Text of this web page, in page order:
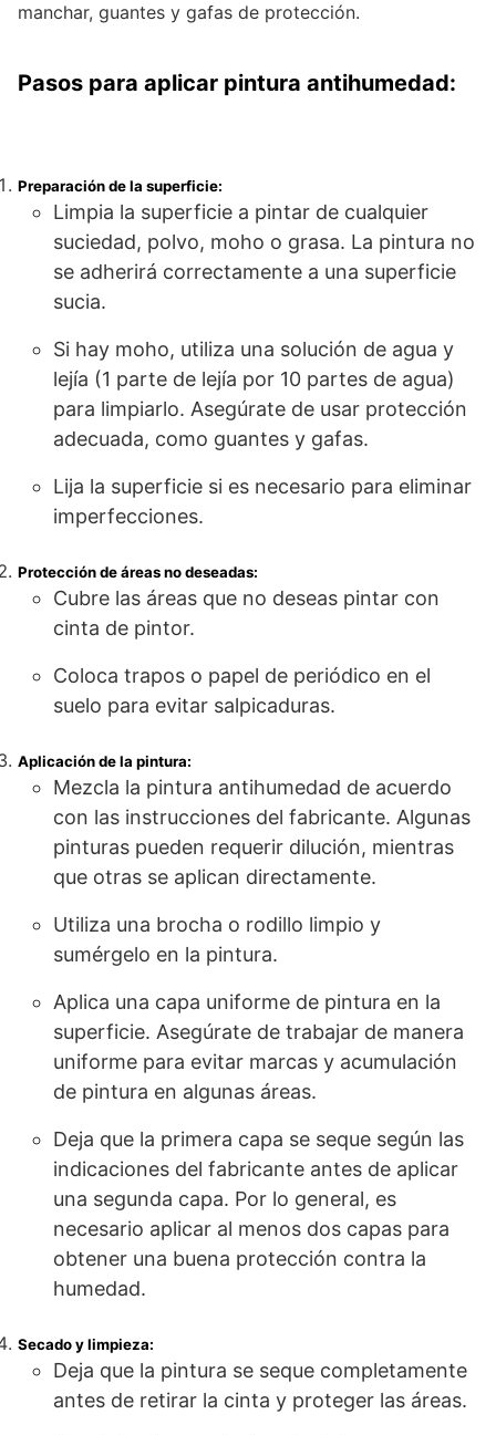
manchar, guantes y gafas de protección.
Pasos para aplicar pintura antihumedad:
Preparación de la superficie:
Limpia la superficie a pintar de cualquier
suciedad, polvo, moho o grasa. La pintura no
se adherirá correctamente a una superficie
sucia.
Si hay moho, utiliza una solución de agua y
lejía (1 parte de lejía por 10 partes de agua)
para limpiarlo. Asegúrate de usar protección
adecuada, como guantes y gafas.
Lija la superficie si es necesario para eliminar
imperfecciones.
Protección de áreas no deseadas:
Cubre las áreas que no deseas pintar con
cinta de pintor.
Coloca trapos o papel de periódico en el
suelo para evitar salpicaduras.
Aplicación de la pintura:
Mezcla la pintura antihumedad de acuerdo
con las instrucciones del fabricante. Algunas
pinturas pueden requerir dilución, mientras
que otras se aplican directamente.
Utiliza una brocha o rodillo limpio y
sumérgelo en la pintura.
Aplica una capa uniforme de pintura en la
superficie. Asegúrate de trabajar de manera
uniforme para evitar marcas y acumulación
de pintura en algunas áreas.
Deja que la primera capa se seque según las
indicaciones del fabricante antes de aplicar
una segunda capa. Por lo general, es
necesario aplicar al menos dos capas para
obtener una buena protección contra la
humedad.
Secado y limpieza:
Deja que la pintura se seque completamente
antes de retirar la cinta y proteger las áreas.